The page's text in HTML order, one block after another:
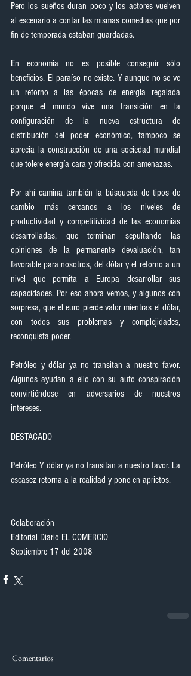
Pero los sueños duran poco y los actores vuelven
al escenario a contar las mismas comedias que por
fin de temporada estaban guardadas.
En economía no es posible conseguir sólo
beneficios. El paraíso no existe. Y aunque no se ve
un retorno a las épocas de energía regalada
porque el mundo vive una transición en la
configuración de la nueva estructura de
distribución del poder económico, tampoco se
aprecia la construcción de una sociedad mundial
que tolere energía cara y ofrecida con amenazas.
Por ahí camina también la búsqueda de tipos de
cambio más cercanos a los niveles de
productividad y competitividad de las economías
desarrolladas, que terminan sepultando las
opiniones de la permanente devaluación, tan
favorable para nosotros, del dólar y el retorno a un
nivel que permita a Europa desarrollar sus
capacidades. Por eso ahora vemos, y algunos con
sorpresa, que el euro pierde valor mientras el dólar,
con todos sus problemas y complejidades,
reconquista poder.
Petróleo y dólar ya no transitan a nuestro favor.
Algunos ayudan a ello con su auto conspiración
convirtiéndose en adversarios de nuestros
intereses.
DESTACADO
Petróleo Y dólar ya no transitan a nuestro favor. La
escasez retorna a la realidad y pone en aprietos.
Colaboración
Editorial Diario EL COMERCIO
Septiembre 17 del 2008
Comentarios